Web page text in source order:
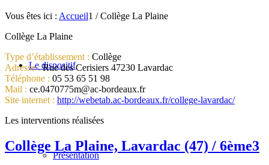
Le dispositif
Présentation
Vous êtes ici : Accueil1 / Collège La Plaine
Collège La Plaine
Type d’établissement : Collège
Adresse :Rue des Cerisiers 47230 Lavardac
Téléphone : 05 53 65 51 98
Mail : ce.0470775m@ac-bordeaux.fr
Site internet : http://webetab.ac-bordeaux.fr/college-lavardac/
Les interventions réalisées
Collège La Plaine, Lavardac (47) / 6ème3